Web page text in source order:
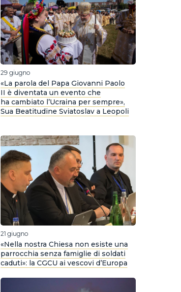
29 giugno
«La parola del Papa Giovanni Paolo
II è diventata un evento che
ha cambiato l’Ucraina per sempre»,
Sua Beatitudine Sviatoslav a Leopoli
21 giugno
«Nella nostra Chiesa non esiste una
parrocchia senza famiglie di soldati
caduti»: la CGCU ai vescovi d’Europa